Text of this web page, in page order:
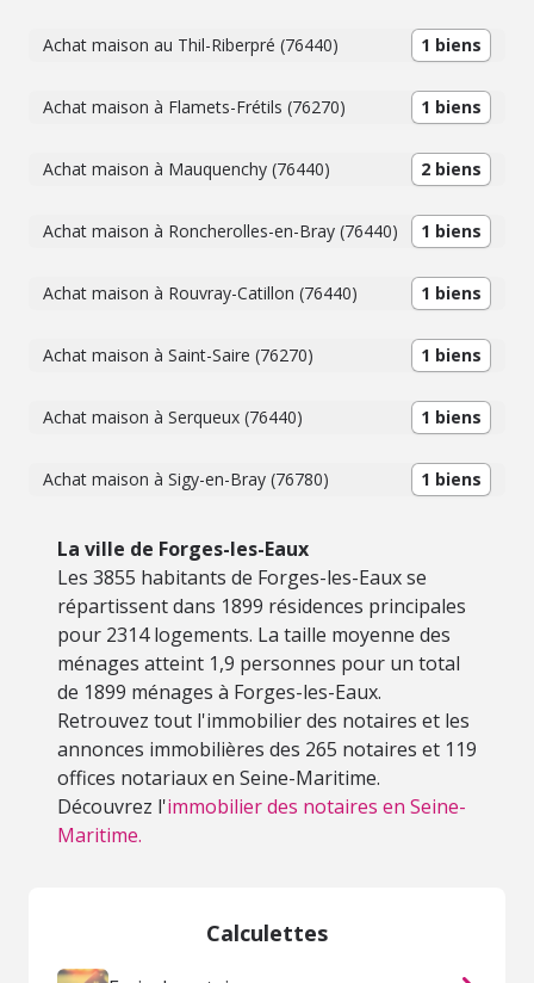
Achat maison au Thil-Riberpré (76440) 1 biens
Achat maison à Flamets-Frétils (76270) 1 biens
Achat maison à Mauquenchy (76440) 2 biens
Achat maison à Roncherolles-en-Bray (76440) 1 biens
Achat maison à Rouvray-Catillon (76440) 1 biens
Achat maison à Saint-Saire (76270) 1 biens
Achat maison à Serqueux (76440) 1 biens
Achat maison à Sigy-en-Bray (76780) 1 biens
La ville de Forges-les-Eaux
Les 3855 habitants de Forges-les-Eaux se
répartissent dans 1899 résidences principales
pour 2314 logements. La taille moyenne des
ménages atteint 1,9 personnes pour un total
de 1899 ménages à Forges-les-Eaux.
Retrouvez tout l'immobilier des notaires et les
annonces immobilières des 265 notaires et 119
offices notariaux en Seine-Maritime.
Découvrez l'immobilier des notaires en Seine-
Maritime.
Calculettes